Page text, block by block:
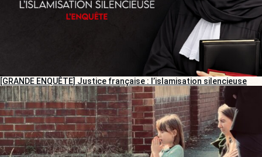
[GRANDE ENQUÊTE] Justice française : l’islamisation silencieuse